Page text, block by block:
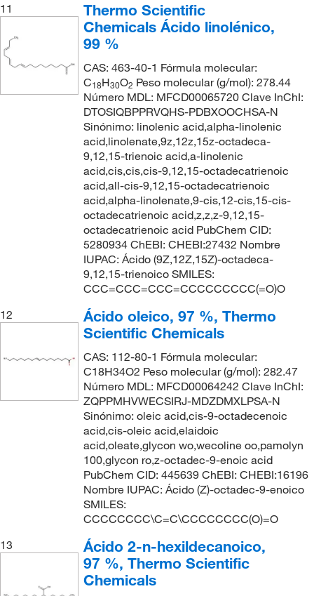
11
Thermo Scientific
Chemicals Ácido linolénico,
99 %
CAS: 463-40-1 Fórmula molecular:
C18H30O2 Peso molecular (g/mol): 278.44
Número MDL: MFCD00065720 Clave InChI:
DTOSIQBPPRVQHS-PDBXOOCHSA-N
Sinónimo: linolenic acid,alpha-linolenic
acid,linolenate,9z,12z,15z-octadeca-
9,12,15-trienoic acid,a-linolenic
acid,cis,cis,cis-9,12,15-octadecatrienoic
acid,all-cis-9,12,15-octadecatrienoic
acid,alpha-linolenate,9-cis,12-cis,15-cis-
octadecatrienoic acid,z,z,z-9,12,15-
octadecatrienoic acid PubChem CID:
5280934 ChEBI: CHEBI:27432 Nombre
IUPAC: Ácido (9Z,12Z,15Z)-octadeca-
9,12,15-trienoico SMILES:
CCC=CCC=CCC=CCCCCCCCC(=O)O
12
Ácido oleico, 97 %, Thermo
Scientific Chemicals
CAS: 112-80-1 Fórmula molecular:
C18H34O2 Peso molecular (g/mol): 282.47
Número MDL: MFCD00064242 Clave InChI:
ZQPPMHVWECSIRJ-MDZDMXLPSA-N
Sinónimo: oleic acid,cis-9-octadecenoic
acid,cis-oleic acid,elaidoic
acid,oleate,glycon wo,wecoline oo,pamolyn
100,glycon ro,z-octadec-9-enoic acid
PubChem CID: 445639 ChEBI: CHEBI:16196
Nombre IUPAC: Ácido (Z)-octadec-9-enoico
SMILES:
CCCCCCCC\C=C\CCCCCCCC(O)=O
13
Ácido 2-n-hexildecanoico,
97 %, Thermo Scientific
Chemicals